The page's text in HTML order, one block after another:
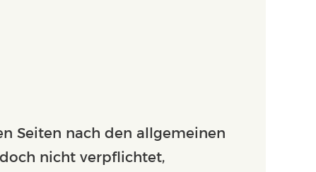
Seiten nach den allgemeinen
nicht verpflichtet,